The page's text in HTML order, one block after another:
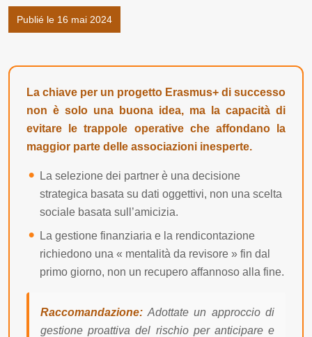
Publié le 16 mai 2024
La chiave per un progetto Erasmus+ di successo
non è solo una buona idea, ma la capacità di
evitare le trappole operative che affondano la
maggior parte delle associazioni inesperte.
La selezione dei partner è una decisione
strategica basata su dati oggettivi, non una scelta
sociale basata sull’amicizia.
La gestione finanziaria e la rendicontazione
richiedono una « mentalità da revisore » fin dal
primo giorno, non un recupero affannoso alla fine.
Raccomandazione: Adottate un approccio di
gestione proattiva del rischio per anticipare e